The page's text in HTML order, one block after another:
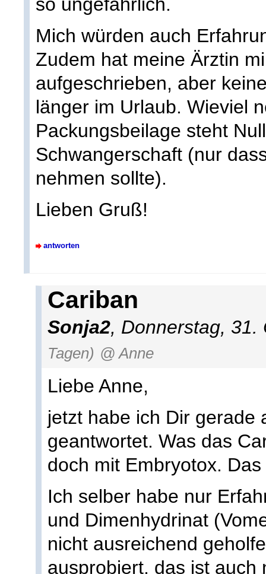
Mich würden auch
Zudem hat meine Ärztin
aufgeschrieben, aber
länger im Urlaub. Wieviel
Packungsbeilage steht
Schwangerschaft (nur
nehmen sollte).
Lieben Gruß!
antworten
Cariban
Sonja2, Donnerstag,
Tagen) @ Anne
Liebe Anne,
jetzt habe ich Dir gerade
geantwortet. Was das
doch mit Embryotox.
Ich selber habe nur
und Dimenhydrinat
nicht ausreichend
ausprobiert, das ist auch